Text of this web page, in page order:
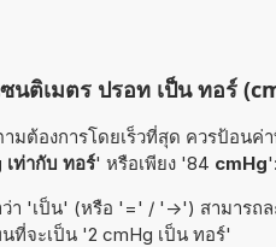
นติเมตร ปรอท เป็น ทอร์
มต้องการโดยเร็วที่สุด ควรป้อนค่
เท่ากับ ทอร์' หรือเพียง '84 cmHg':
'เป็น' (หรือ '=' / '->') สามารถล
ที่จะเป็น '2 cmHg เป็น ทอร์'